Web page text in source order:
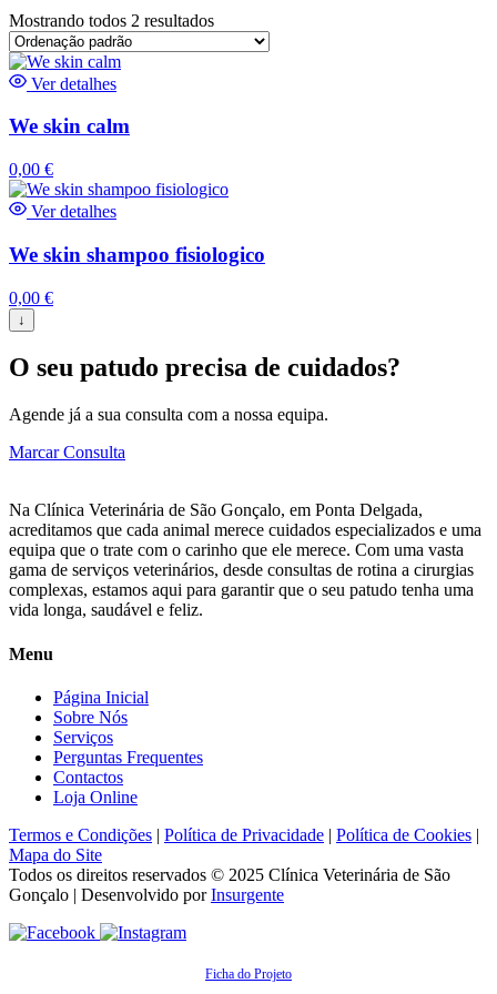
Mostrando todos 2 resultados
Ver detalhes
We skin calm
0,00 €
Ver detalhes
We skin shampoo fisiologico
0,00 €
↓
O seu patudo precisa de cuidados?
Agende já a sua consulta com a nossa equipa.
Marcar Consulta
Na Clínica Veterinária de São Gonçalo, em Ponta Delgada,
acreditamos que cada animal merece cuidados especializados e uma
equipa que o trate com o carinho que ele merece. Com uma vasta
gama de serviços veterinários, desde consultas de rotina a cirurgias
complexas, estamos aqui para garantir que o seu patudo tenha uma
vida longa, saudável e feliz.
Menu
Página Inicial
Sobre Nós
Serviços
Perguntas Frequentes
Contactos
Loja Online
Termos e Condições | Política de Privacidade | Política de Cookies |
Mapa do Site
Todos os direitos reservados © 2025 Clínica Veterinária de São
Gonçalo | Desenvolvido porInsurgente
Ficha do Projeto